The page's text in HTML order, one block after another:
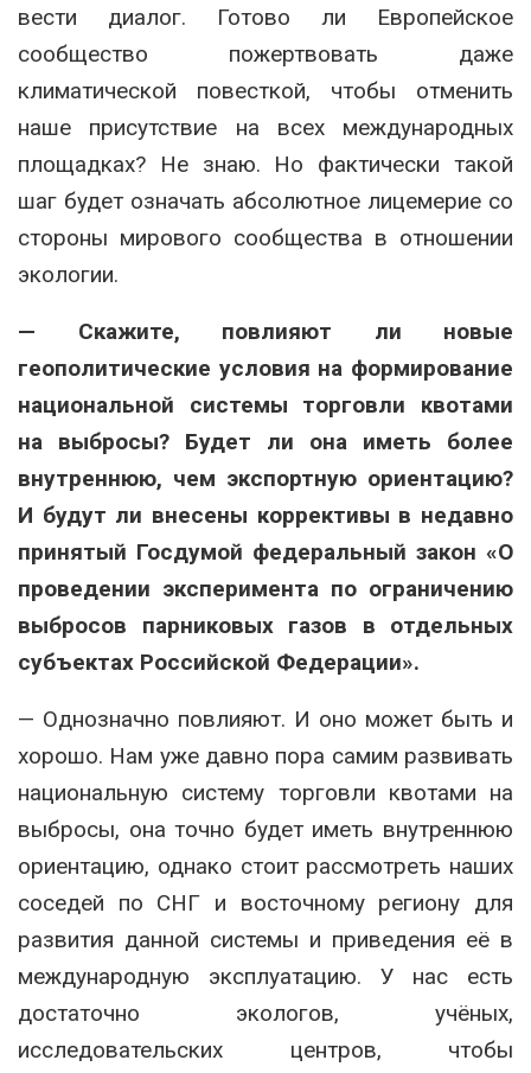
вести диалог. Готово ли Европейское
сообщество пожертвовать даже
климатической повесткой, чтобы отменить
наше присутствие на всех международных
площадках? Не знаю. Но фактически такой
шаг будет означать абсолютное лицемерие со
стороны мирового сообщества в отношении
экологии.
— Скажите, повлияют ли новые
геополитические условия на формирование
национальной системы торговли квотами
на выбросы? Будет ли она иметь более
внутреннюю, чем экспортную ориентацию?
И будут ли внесены коррективы в недавно
принятый Госдумой федеральный закон «О
проведении эксперимента по ограничению
выбросов парниковых газов в отдельных
субъектах Российской Федерации».
— Однозначно повлияют. И оно может быть и
хорошо. Нам уже давно пора самим развивать
национальную систему торговли квотами на
выбросы, она точно будет иметь внутреннюю
ориентацию, однако стоит рассмотреть наших
соседей по СНГ и восточному региону для
развития данной системы и приведения её в
международную эксплуатацию. У нас есть
достаточно экологов, учёных,
исследовательских центров, чтобы